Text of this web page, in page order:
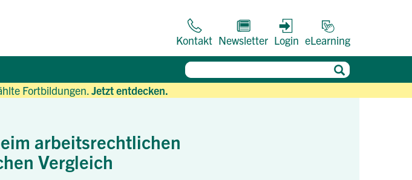
Fortbildungen.Jetzt entdecken.
Kontakt Newsletter Login eLearning
arbeitsrechtlichen
Vergleich